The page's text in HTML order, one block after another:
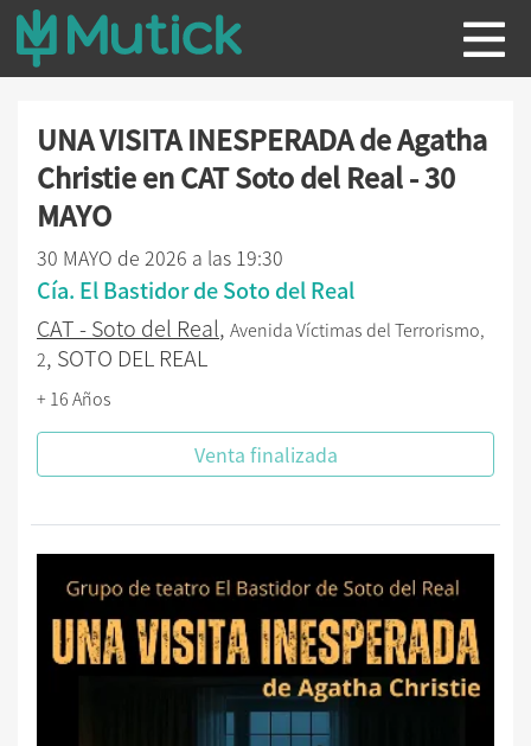
UNA VISITA INESPERADA de Agatha
Christie en CAT Soto del Real - 30
MAYO
30 MAYO de 2026 a las 19:30
Cía. El Bastidor de Soto del Real
CAT - Soto del Real, Avenida Víctimas del Terrorismo,
2, SOTO DEL REAL
+ 16 Años
Venta finalizada